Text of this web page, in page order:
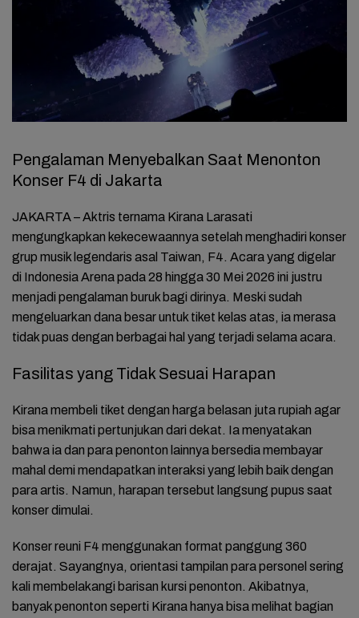
Pengalaman Menyebalkan Saat Menonton
Konser F4 di Jakarta
JAKARTA – Aktris ternama Kirana Larasati
mengungkapkan kekecewaannya setelah menghadiri konser
grup musik legendaris asal Taiwan, F4. Acara yang digelar
di Indonesia Arena pada 28 hingga 30 Mei 2026 ini justru
menjadi pengalaman buruk bagi dirinya. Meski sudah
mengeluarkan dana besar untuk tiket kelas atas, ia merasa
tidak puas dengan berbagai hal yang terjadi selama acara.
Fasilitas yang Tidak Sesuai Harapan
Kirana membeli tiket dengan harga belasan juta rupiah agar
bisa menikmati pertunjukan dari dekat. Ia menyatakan
bahwa ia dan para penonton lainnya bersedia membayar
mahal demi mendapatkan interaksi yang lebih baik dengan
para artis. Namun, harapan tersebut langsung pupus saat
konser dimulai.
Konser reuni F4 menggunakan format panggung 360
derajat. Sayangnya, orientasi tampilan para personel sering
kali membelakangi barisan kursi penonton. Akibatnya,
banyak penonton seperti Kirana hanya bisa melihat bagian